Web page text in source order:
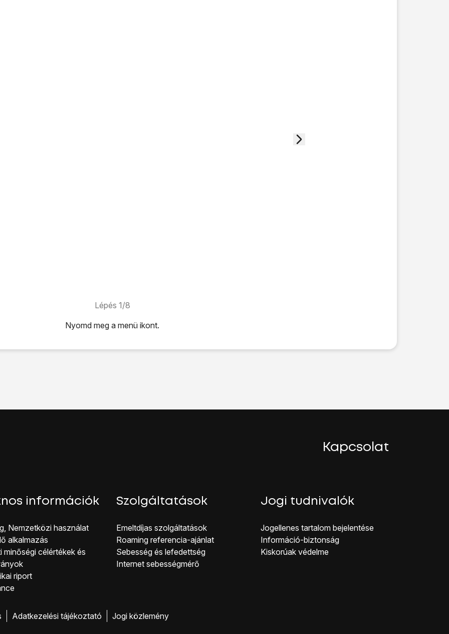
Lépés 1/8
Nyomd meg a menü ikont.
Kapcsolat
információk
Nemzetközi használat
alkalmazás
minőségi célérté kek és
riport
Szolgáltatások
Emeltdíjas szolgáltatások
Roaming referencia-ajánlat
Sebesség és lefedettség
Internet sebességmérő
Jogi tudnivalók
Jogellenes ta rtalom bejelentése
Inf ormáció-biztonság
Kiskorúak véd elme
Adatkezelési tájékoztató Jogi közlemény